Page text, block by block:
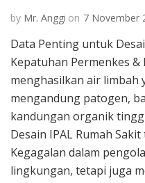
by Mr. Anggi on 7 November
Data Penting untuk
Kepatuhan Permenkes &
menghasilkan air limbah
mengandung patogen,
kandungan organik
Desain IPAL Rumah
Kegagalan dalam
lingkungan, tetapi juga